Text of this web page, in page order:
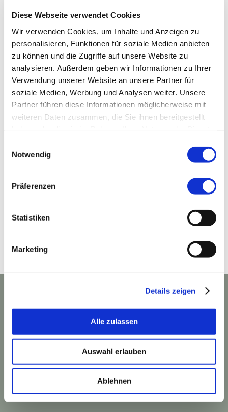
Diese Webseite verwendet Cookies
Wir verwenden Cookies, um Inhalte und Anzeigen zu
personalisieren, Funktionen für soziale Medien anbieten
zu können und die Zugriffe auf unsere Website zu
analysieren. Außerdem geben wir Informationen zu Ihrer
Verwendung unserer Website an unsere Partner für
soziale Medien, Werbung und Analysen weiter. Unsere
Partner führen diese Informationen möglicherweise mit
weiteren Daten zusammen, die Sie ihnen bereitgestellt
Notwendig
Präferenzen
Statistiken
Marketing
Details zeigen
Alle zulassen
Auswahl erlauben
Ablehnen
Intensiv-Haarpflege und Styling durch
unsere qualifizierten
Farbtechniker:innen.
HAARFARBE

Schießstättstraße 18
Schwanthalerhöhe
80339 München
info@jasminkohlmayer.de